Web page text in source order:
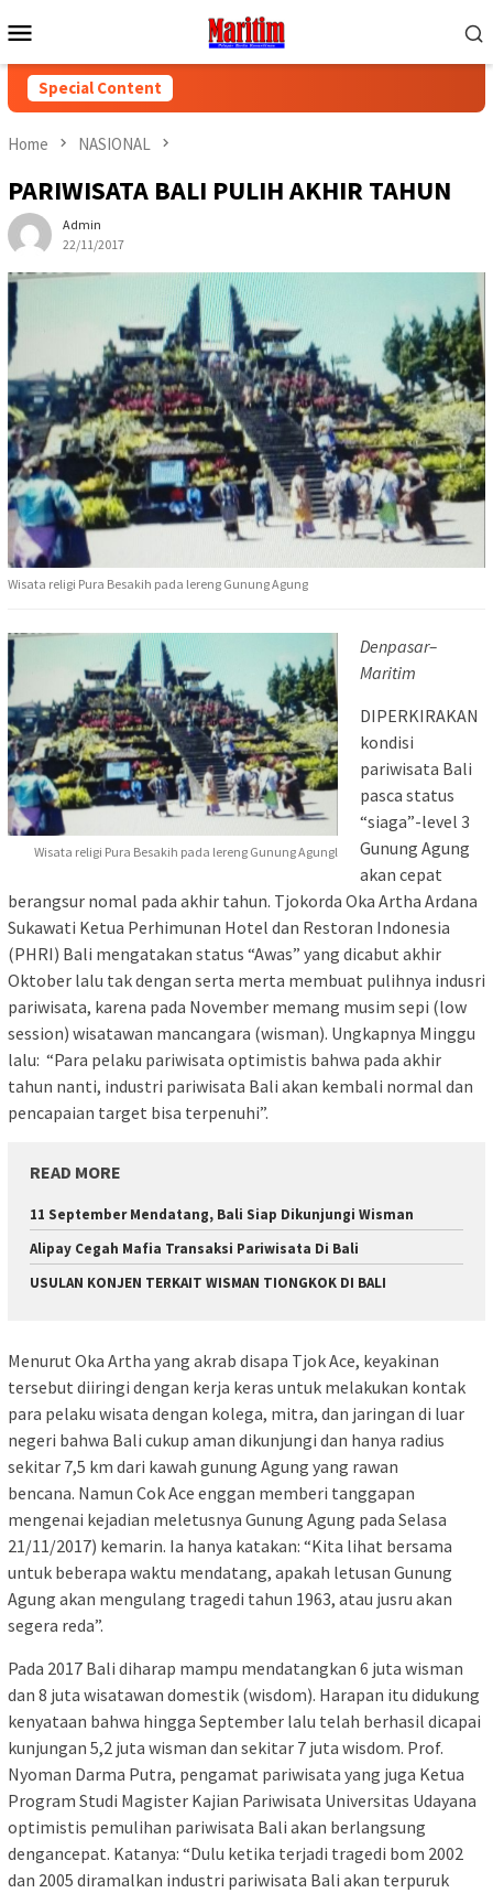
to
Menu
Special Content
Home NASIONAL
PARIWISATA BALI PULIH AKHIR TAHUN
Admin
22/11/2017
Wisata religi Pura Besakih pada lereng Gunung Agung
Wisata religi Pura Besakih pada lereng Gunung Agungl
Denpasar–
Maritim
DIPERKIRAKAN
kondisi
pariwisata Bali
pasca status
“siaga”-level 3
Gunung Agung
akan cepat
berangsur nomal pada akhir tahun. Tjokorda Oka Artha Ardana
Sukawati Ketua Perhimunan Hotel dan Restoran Indonesia
(PHRI) Bali mengatakan status “Awas” yang dicabut akhir
Oktober lalu tak dengan serta merta membuat pulihnya indusri
pariwisata, karena pada November memang musim sepi (low
session) wisatawan mancangara (wisman). Ungkapnya Minggu
lalu: “Para pelaku pariwisata optimistis bahwa pada akhir
tahun nanti, industri pariwisata Bali akan kembali normal dan
pencapaian target bisa terpenuhi”.
READ MORE
11 September Mendatang, Bali Siap Dikunjungi Wisman
Alipay Cegah Mafia Transaksi Pariwisata Di Bali
USULAN KONJEN TERKAIT WISMAN TIONGKOK DI BALI
Menurut Oka Artha yang akrab disapa Tjok Ace, keyakinan
tersebut diiringi dengan kerja keras untuk melakukan kontak
para pelaku wisata dengan kolega, mitra, dan jaringan di luar
negeri bahwa Bali cukup aman dikunjungi dan hanya radius
sekitar 7,5 km dari kawah gunung Agung yang rawan
bencana. Namun Cok Ace enggan memberi tanggapan
mengenai kejadian meletusnya Gunung Agung pada Selasa
21/11/2017) kemarin. Ia hanya katakan: “Kita lihat bersama
untuk beberapa waktu mendatang, apakah letusan Gunung
Agung akan mengulang tragedi tahun 1963, atau jusru akan
segera reda”.
Pada 2017 Bali diharap mampu mendatangkan 6 juta wisman
dan 8 juta wisatawan domestik (wisdom). Harapan itu didukung
kenyataan bahwa hingga September lalu telah berhasil dicapai
kunjungan 5,2 juta wisman dan sekitar 7 juta wisdom. Prof.
Nyoman Darma Putra, pengamat pariwisata yang juga Ketua
Program Studi Magister Kajian Pariwisata Universitas Udayana
optimistis pemulihan pariwisata Bali akan berlangsung
dengancepat. Katanya: “Dulu ketika terjadi tragedi bom 2002
dan 2005 diramalkan industri pariwisata Bali akan terpuruk